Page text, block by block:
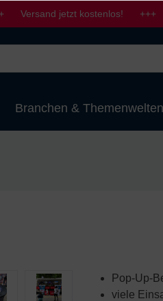
Versand jetzt kostenlos! +++
Branchen & Themenwelten
Pop-Up-
viele